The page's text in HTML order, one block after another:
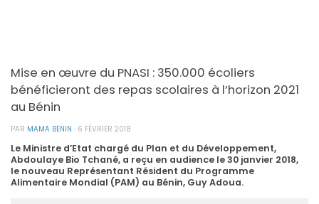
Mise en œuvre du PNASI : 350.000 écoliers
bénéficieront des repas scolaires à l’horizon 2021
au Bénin
PAR MAMA BENIN · 6 FÉVRIER 2018
Le Ministre d’Etat chargé du Plan et du Développement,
Abdoulaye Bio Tchané, a reçu en audience le 30 janvier 2018,
le nouveau Représentant Résident du Programme
Alimentaire Mondial (PAM) au Bénin, Guy Adoua.